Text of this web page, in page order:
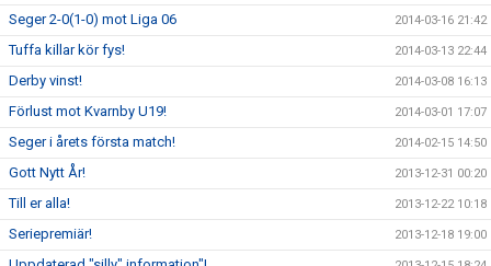
Seger 2-0(1-0) mot Liga 06 2014-03-16 21:42
Tuffa killar kör fys! 2014-03-13 22:44
Derby vinst! 2014-03-08 16:13
Förlust mot Kvarnby U19! 2014-03-01 17:07
Seger i årets första match! 2014-02-15 14:50
Gott Nytt År! 2013-12-31 00:20
Till er alla! 2013-12-22 10:18
Seriepremiär! 2013-12-18 19:00